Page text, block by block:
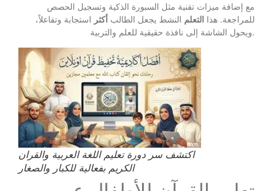
مع إضافة ميزات تقنية مثل السبورة الذكية وتسجيل الحصص
للمراجعة. هذا التعلم النشط يجعل الطالب أكثر استجابة وتفاعلاً،
ويحول الشاشة إلى نافذة حقيقية للعلم والتربية.
اكتشف سر دورة تعليم اللغة العربية والقران
الكريم بفعالية للكبار والصغار